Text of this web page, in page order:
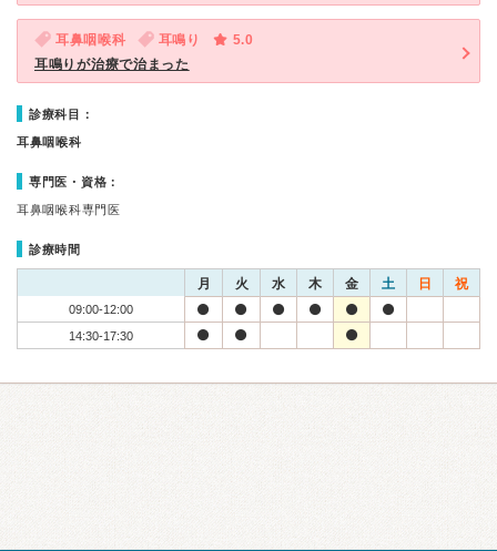
耳鼻咽喉科 耳鳴り
5.0
耳鳴りが治療で治まった
診療科目：
耳鼻咽喉科
専門医・資格：
耳鼻咽喉科専門医
診療時間
月 火 水 木 金 土 日 祝
09:00-12:00
14:30-17:30